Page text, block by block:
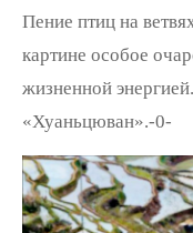
Пение птиц на
картине особое
жизненной
«Хуаньцюван».-0-